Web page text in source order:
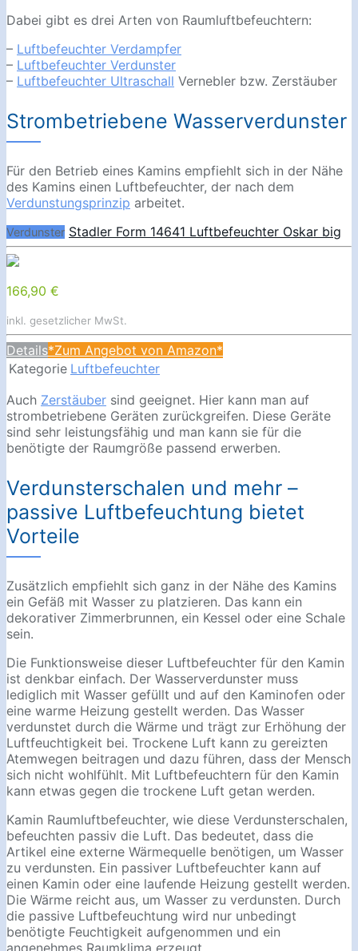
Dabei gibt es drei Arten von Raumluftbefeuchtern:
– Luftbefeuchter Verdampfer
– Luftbefeuchter Verdunster
– Luftbefeuchter Ultraschall Vernebler bzw. Zerstäuber
Strombetriebene Wasserverdunster
Für den Betrieb eines Kamins empfiehlt sich in der Nähe
des Kamins einen Luftbefeuchter, der nach dem
Verdunstungsprinzip arbeitet.
Verdunster Stadler Form 14641 Luftbefeuchter Oskar big
166,90 €
inkl. gesetzlicher MwSt.
Details*Zum Angebot von Amazon*
Kategorie Luftbefeuchter
Auch Zerstäuber sind geeignet. Hier kann man auf
strombetriebene Geräten zurückgreifen. Diese Geräte
sind sehr leistungsfähig und man kann sie für die
benötigte der Raumgröße passend erwerben.
Verdunsterschalen und mehr –
passive Luftbefeuchtung bietet
Vorteile
Zusätzlich empfiehlt sich ganz in der Nähe des Kamins
ein Gefäß mit Wasser zu platzieren. Das kann ein
dekorativer Zimmerbrunnen, ein Kessel oder eine Schale
sein.
Die Funktionsweise dieser Luftbefeuchter für den Kamin
ist denkbar einfach. Der Wasserverdunster muss
lediglich mit Wasser gefüllt und auf den Kaminofen oder
eine warme Heizung gestellt werden. Das Wasser
verdunstet durch die Wärme und trägt zur Erhöhung der
Luftfeuchtigkeit bei. Trockene Luft kann zu gereizten
Atemwegen beitragen und dazu führen, dass der Mensch
sich nicht wohlfühlt. Mit Luftbefeuchtern für den Kamin
kann etwas gegen die trockene Luft getan werden.
Kamin Raumluftbefeuchter, wie diese Verdunsterschalen,
befeuchten passiv die Luft. Das bedeutet, dass die
Artikel eine externe Wärmequelle benötigen, um Wasser
zu verdunsten. Ein passiver Luftbefeuchter kann auf
einen Kamin oder eine laufende Heizung gestellt werden.
Die Wärme reicht aus, um Wasser zu verdunsten. Durch
die passive Luftbefeuchtung wird nur unbedingt
benötigte Feuchtigkeit aufgenommen und ein
angenehmes Raumklima erzeugt.